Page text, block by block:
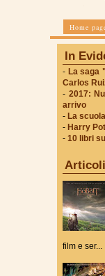
Home
In
- La saga
Carlos
- 2017:
arrivo
- La
- Harry
- 10 libri
film e ser...